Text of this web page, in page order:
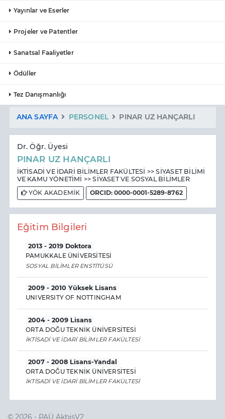
Yayınlar ve Eserler
Projeler ve Patentler
Sanatsal Faaliyetler
Ödüller
Tez Danışmanlığı
ANA SAYFA PERSONEL PINAR UZ HANÇARLI
Dr. Öğr. Üyesi
PINAR UZ HANÇARLI
İKTİSADİ VE İDARİ BİLİMLER FAKÜLTESİ >> SİYASET BİLİMİ
VE KAMU YÖNETİMİ >> SİYASET VE SOSYAL BİLİMLER
YÖK AKADEMİK
ORCID: 0000-0001-5289-8762
Eğitim Bilgileri
2013 - 2019 Doktora
PAMUKKALE ÜNİVERSİTESİ
SOSYAL BİLİMLER ENSTİTÜSÜ
2009 - 2010 Yüksek Lisans
UNIVERSITY OF NOTTINGHAM
2004 - 2009 Lisans
ORTA DOĞU TEKNİK ÜNİVERSİTESİ
İKTİSADİ VE İDARİ BİLİMLER FAKÜLTESİ
2007 - 2008 Lisans-Yandal
ORTA DOĞU TEKNİK ÜNİVERSİTESİ
İKTİSADİ VE İDARİ BİLİMLER FAKÜLTESİ
© 2026 - PAÜ AkbisV2